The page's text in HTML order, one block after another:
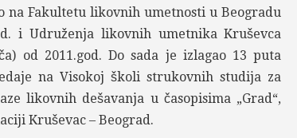
na Fakultetu likovnih umetnosti u Beogradu
i Udruženja likovnih umetnika Kruševca
od 2011.god. Do sada je izlagao 13 puta
na Visokoj školi strukovnih studija za
likovnih dešavanja u časopisima „Grad“,
Kruševac – Beograd.